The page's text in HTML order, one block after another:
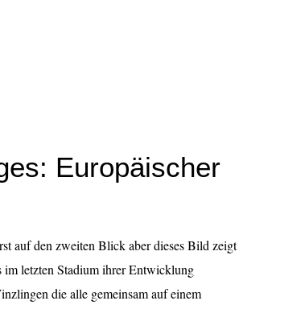
Europäischer
auf den zweiten Blick aber dieses Bild zeigt
im letzten Stadium ihrer Entwicklung
die alle gemeinsam auf einem